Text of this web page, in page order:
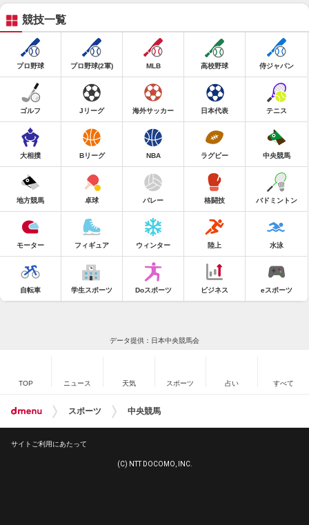
競技一覧
プロ野球 プロ野球(2軍) MLB 高校野球 侍ジャパン
ゴルフ Jリーグ 海外サッカー 日本代表 テニス
大相撲 Bリーグ NBA ラグビー 中央競馬
地方競馬 卓球 バレー 格闘技 バドミントン
モーター フィギュア ウィンター 陸上 水泳
自転車 学生スポーツ Doスポーツ ビジネス eスポーツ
データ提供：日本中央競馬会
TOP ニュース 天気 スポーツ 占い すべて
スポーツ 中央競馬
サイトご利用にあたって
(C) NTT DOCOMO, INC.